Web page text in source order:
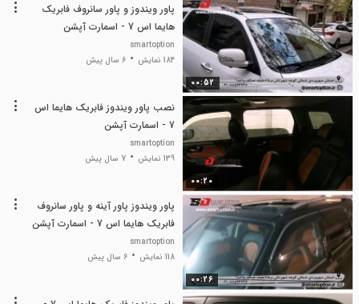
00:52
پاور ویندوز و پاور سانروف فابریک
هایما اس 7 - اسمارت آپشن
smartoption
184 نمایش
6 سال پیش
00:20
نصب پاور ویندوز فابریک هایما اس
7 - اسمارت آپشن
smartoption
139 نمایش
7 سال پیش
00:26
پاور ویندوز پاور آینه و پاور سانروف
فابریک هایما اس 7 - اسمارت آپشن
smartoption
118 نمایش
6 سال پیش